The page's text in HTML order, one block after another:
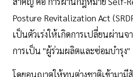
Posture Revitalization Act
เป็นตัวเร่งให้เกิดการเปลี่ยนผ่านจ
การเป็น "ผู้ร่วมผลิตและซ่อมบำรุง"
โดยอนุญาตให้ทุนต่างชาติเข้ามามี